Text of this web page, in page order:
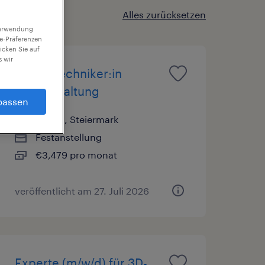
Alles zurücksetzen
Elektrotechniker:in
Instandhaltung
Liezen, Steiermark
Festanstellung
€3,479 pro monat
veröffentlicht am 27. Juli 2026
Präferenzen
Sie auf
wir